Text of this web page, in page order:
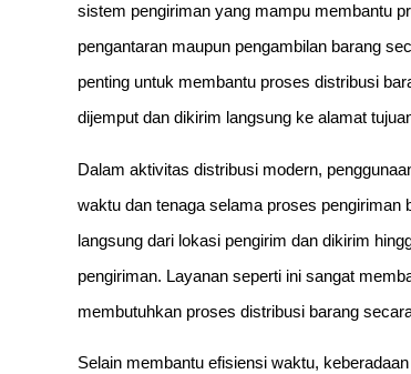
sistem pengiriman yang mampu membantu
pengantaran maupun pengambilan barang
penting untuk membantu proses distribusi
dijemput dan dikirim langsung ke alamat
Dalam aktivitas distribusi modern,
waktu dan tenaga selama proses
langsung dari lokasi pengirim dan dikirim
pengiriman. Layanan seperti ini sangat
membutuhkan proses distribusi barang
Selain membantu efisiensi waktu,